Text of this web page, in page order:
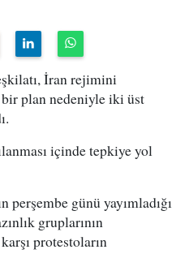
İran rejimini
bir plan nedeniyle iki üst
içinde tepkiye yol
perşembe günü yayımladığı
gruplarının
protestoların